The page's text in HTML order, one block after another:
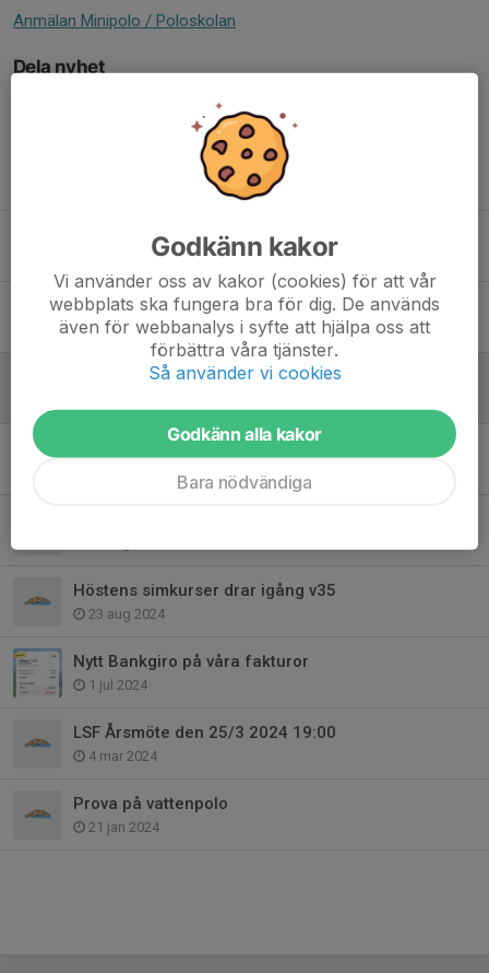
Anmälan Minipolo / Poloskolan
Dela nyhet
U18 slutspel 29-31maj
16 maj, 14:06
LSF Årsmöte den 16/3 2026 19:00
1 feb, 18:05
Prova-på Vattenpolo!
LSF Årsmöte den 20/3 2025 19:00
Höstens simkurser drar igång v35
23 aug 2024
Nytt Bankgiro på våra fakturor
1 jul 2024
LSF Årsmöte den 25/3 2024 19:00
4 mar 2024
Prova på vattenpolo
21 jan 2024
Godkänn kakor
Vi använder oss av kakor (cookies) för att vår
webbplats ska fungera bra för dig. De används
även för webbanalys i syfte att hjälpa oss att
förbättra våra tjänster.
Så använder vi cookies
Godkänn alla kakor
Bara nödvändiga